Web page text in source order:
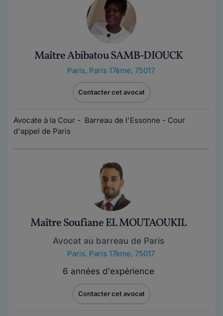
Maître Abibatou SAMB-DIOUCK
Paris, Paris 17ème, 75017
Contacter cet avocat
Avocate à la Cour - Barreau de l'Essonne - Cour
d'appel de Paris
Maître Soufiane EL MOUTAOUKIL
Avocat au barreau de Paris
Paris, Paris 17ème, 75017
6 années d'expérience
Contacter cet avocat